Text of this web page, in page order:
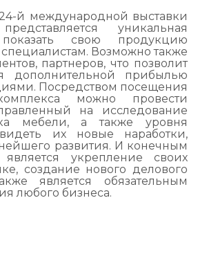
й международной выставки
уникальная
свою продукцию
Возможно также
партнеров, что позволит
дополнительной прибылью
Посредством посещения
можно провести
на исследование
мебели, а также уровня
их новые наработки,
развития. И конечным
укрепление своих
создание нового делового
является обязательным
любого бизнеса.